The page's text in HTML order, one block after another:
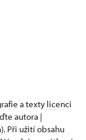
a texty licenci
autora |
Při užití obsahu